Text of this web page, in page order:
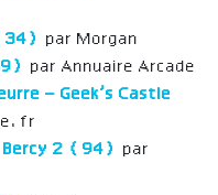
par Morgan
par Annuaire Arcade
– Geek’s Castle
Bercy 2 (94)
par